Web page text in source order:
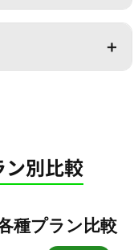
別比較
種プラン比較